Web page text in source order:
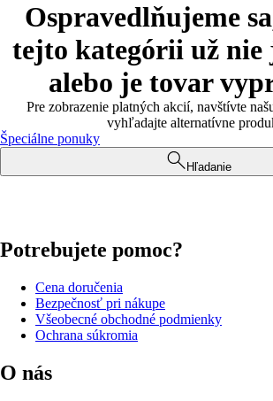
Ospravedlňujeme
tejto kategórii už nie
alebo je tovar
Pre zobrazenie platných akcií, navštívte
vyhľadajte alternatívne
Špeciálne ponuky
Hľadanie
Potrebujete pomoc?
Cena doručenia
Bezpečnosť pri nákupe
Všeobecné obchodné podmienky
Ochrana súkromia
O nás